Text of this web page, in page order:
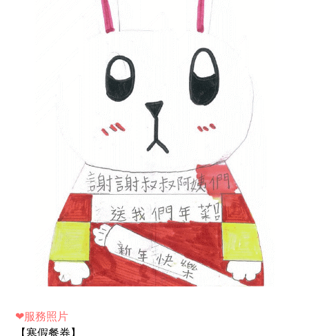
❤服務照片
【寒假餐券】